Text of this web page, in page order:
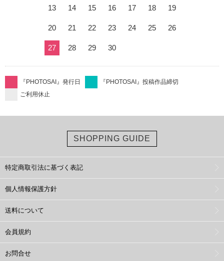
13 14 15 16 17 18 19
20 21 22 23 24 25 26
27 28 29 30
『PHOTOSAI』発行日
『PHOTOSAI』投稿作品締切
ご利用休止
SHOPPING GUIDE
特定商取引法に基づく表記
個人情報保護方針
送料について
会員規約
お問合せ